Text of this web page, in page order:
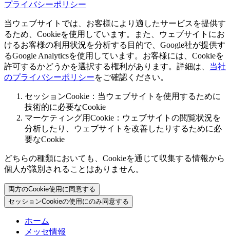
プライバシーポリシー
当ウェブサイトでは、お客様により適したサービスを提供す
るため、Cookieを使用しています。また、ウェブサイトにお
けるお客様の利用状況を分析する目的で、Google社が提供す
るGoogle Analyticsを使用しています。お客様には、Cookieを
許可するかどうかを選択する権利があります。詳細は、 当社
のプライバシーポリシーをご確認ください。
セッションCookie：当ウェブサイトを使用するために
技術的に必要なCookie
マーケティング用Cookie：ウェブサイトの閲覧状況を
分析したり、ウェブサイトを改善したりするために必
要なCookie
どちらの種類においても、Cookieを通じて収集する情報から
個人が識別されることはありません。
両方のCookie使用に同意する
セッションCookieの使用にのみ同意する
ホーム
メッセ情報